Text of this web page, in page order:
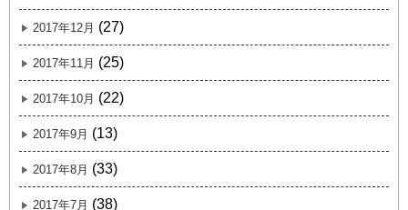
2017年12月 (27)
2017年11月 (25)
2017年10月 (22)
2017年9月 (13)
2017年8月 (33)
2017年7月 (38)